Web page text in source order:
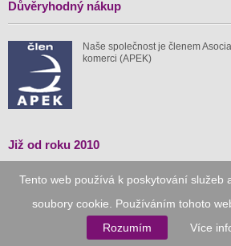
Tento web používá k poskytování služeb
soubory cookie. Používáním tohoto
Rozumím
Více
Důvěryhodný nákup
Naše společnost je členem
komerci (APEK)
Již od roku 2010
59 tis.
spuštěných nabídek
1 511
ušetřeno